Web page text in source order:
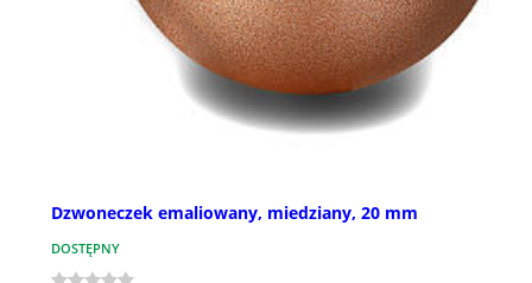
Dzwoneczek emaliowany, miedziany, 20 mm
DOSTĘPNY